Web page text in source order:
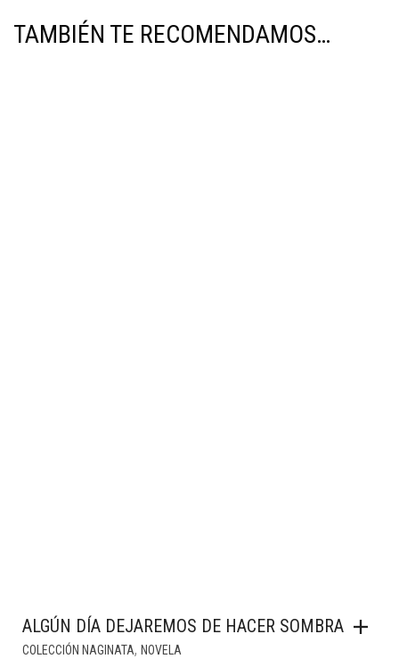
TAMBIÉN TE RECOMENDAMOS…
ALGÚN DÍA DEJAREMOS DE HACER SOMBRA
COLECCIÓN NAGINATA, NOVELA